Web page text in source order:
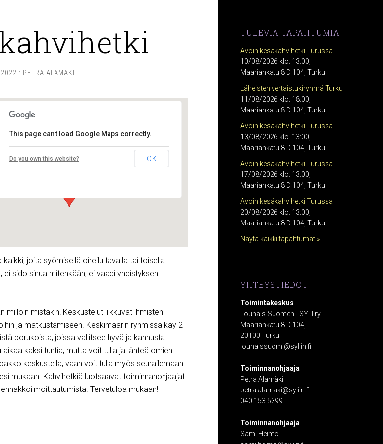
: PETRA ALAMÄKI
Lounais-Suomen – SYLI ry
Maariankatu 8 D 104 - Turku
This page can't load Google Maps correctly.
Do you own this website? OK
joita syömisellä oireilu tavalla tai toisella
sido sinua mitenkään, ei vaadi yhdistyksen
milloin mistäkin! Keskustelut liikkuvat ihmisten
ja matkustamiseen. Keskimäärin ryhmissä käy 2-
porukoista, joissa vallitsee hyvä ja kannusta
aikaa kaksi tuntia, mutta voit tulla ja lähteä omien
keskustella, vaan voit tulla myös seurailemaan
mukaan. Kahvihetkiä luotsaavat toiminnanohjaajat
Tervetuloa mukaan!
TULEVIA TAPAHTUMIA
Avoin kesäkahvihetki Turussa
10/08/2026 klo. 13:00,
Maariankatu 8 D 104, Turku
Läheisten vertaistukiryhmä Turku
11/08/2026 klo. 18:00,
Maariankatu 8 D 104, Turku
Avoin kesäkahvihetki Turussa
13/08/2026 klo. 13:00,
Maariankatu 8 D 104, Turku
Avoin kesäkahvihetki Turussa
17/08/2026 klo. 13:00,
Maariankatu 8 D 104, Turku
Avoin kesäkahvihetki Turussa
20/08/2026 klo. 13:00,
Maariankatu 8 D 104, Turku
Näytä kaikki tapahtumat »
YHTEYSTIEDOT
Toimintakeskus
Lounais-Suomen - SYLI ry
Maariankatu 8 D 104,
20100 Turku
lounaissuomi@syliin.fi
Toiminnanohjaaja
Petra Alamäki
petra.alamaki@syliin.fi
040 153 5399
Toiminnanohjaaja
Sami Heimo